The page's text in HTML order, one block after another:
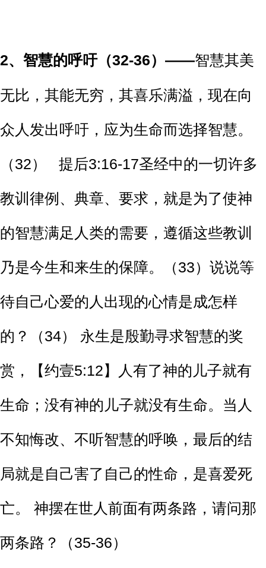
2、 智慧的呼吁（32-36）——智慧其美
无比，其能无穷，其喜乐满溢，现在向
众人发出呼吁，应为生命而选择智慧。
（32） 提后3:16-17圣经中的一切许多
教训律例、典章、要求，就是为了使神
的智慧满足人类的需要，遵循这些教训
乃是今生和来生的保障。（33）说说等
待自己心爱的人出现的心情是成怎样
的？（34） 永生是殷勤寻求智慧的奖
赏，【约壹5:12】人有了神的儿子就有
生命；没有神的儿子就没有生命。当人
不知悔改、不听智慧的呼唤，最后的结
局就是自己害了自己的性命，是喜爱死
亡。 神摆在世人前面有两条路，请问那
两条路？（35-36）